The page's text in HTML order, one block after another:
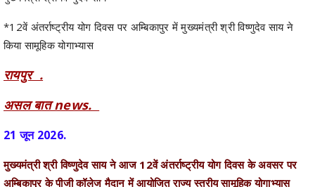
किया सामूहिक योगाभ्यास
रायपुर .
अम्बिकापुर के पीजी कॉलेज मैदान में आयोजित राज्य स्तरीय सामूहिक योगाभ्यास
कार्यक्रम में हजारों नागरिकों, विद्यार्थियों, महिलाओं, युवाओं, जनप्रतिनिधियों और
अधिकारियों के साथ योगाभ्यास किया। इस अवसर पर उन्होंने प्रदेशवासियों को